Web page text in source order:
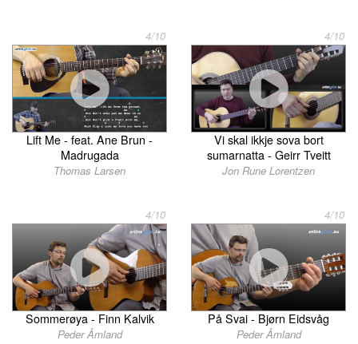
4/10
Lift Me - feat. Ane Brun -
Madrugada
Thomas Larsen
4/10
Vi skal ikkje sova bort
sumarnatta - Geirr Tveitt
Jon Rune Lorentzen
4/10
Sommerøya - Finn Kalvik
Peder Åmland
4/10
På Svai - Bjørn Eidsvåg
Peder Åmland